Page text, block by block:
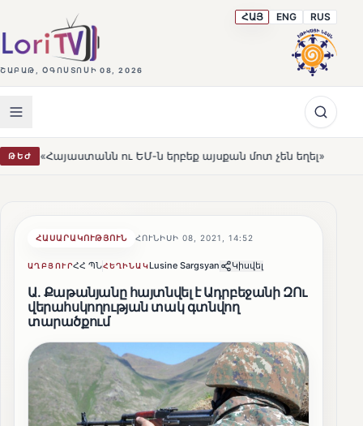
ՇԱԲԱԹ, ՕԳՈՍՏՈՍԻ 08, 2026
ՀԱՅ ENG RUS
ԹԵԺու ԵՄ-ն երբեք այսքան մոտ չեն եղել» HOT
ՀԱՍԱՐԱԿՈՒԹՅՈՒՆ ՀՈՒՆԻՍԻ 08, 2021, 14:52
ԱՂԲՅՈՒՐՀՀ ՊՆՀԵՂԻՆԱԿLusine Sargsyan Կիսվել
Ա. Քաթանյանը հայտնվել է Ադրբեջանի ԶՈւ
վերահսկողության տակ գտնվող
տարածքում